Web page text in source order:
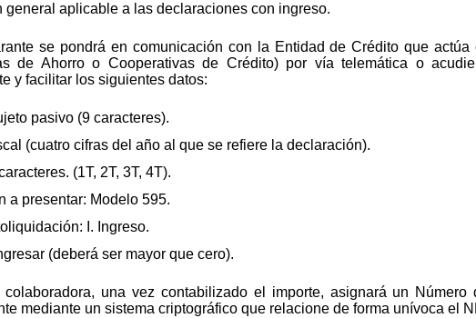
general aplicable a las declaraciones con ingreso.
se pondrá en comunicación con la Entidad de Crédito que
de Ahorro o Cooperativas de Crédito) por vía telemática o
y facilitar los siguientes datos:
pasivo (9 caracteres).
(cuatro cifras del año al que se refiere la declaración).
(1T, 2T, 3T, 4T).
a presentar: Modelo 595.
I. Ingreso.
(deberá ser mayor que cero).
colaboradora, una vez contabilizado el importe, asignará un
mediante un sistema criptográfico que relacione de forma unívoca el